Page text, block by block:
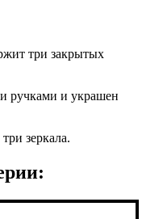
три закрытых
ручками и украшен
зеркала.